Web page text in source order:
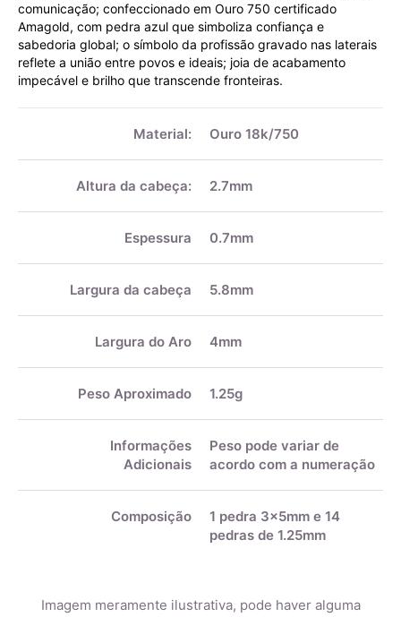
comunicação; confeccionado em Ouro 750 certificado
Amagold, com pedra azul que simboliza confiança e
sabedoria global; o símbolo da profissão gravado nas laterais
reflete a união entre povos e ideais; joia de acabamento
impecável e brilho que transcende fronteiras.
Material: Ouro 18k/750
Altura da cabeça: 2.7mm
Espessura 0.7mm
Largura da cabeça 5.8mm
Largura do Aro 4mm
Peso Aproximado 1.25g
Informações
Adicionais
Peso pode variar de
acordo com a numeração
Composição
1 pedra 3x5mm e 14
pedras de 1.25mm
Imagem meramente ilustrativa, pode haver alguma